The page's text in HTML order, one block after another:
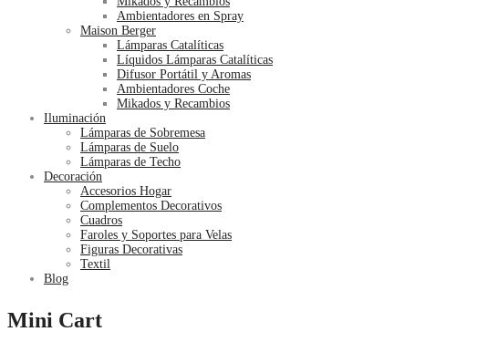
Ambientadores en Spray
Maison Berger
Lámparas Catalíticas
Líquidos Lámparas Catalíticas
Difusor Portátil y Aromas
Ambientadores Coche
Mikados y Recambios
Iluminación
Lámparas de Sobremesa
Lámparas de Suelo
Lámparas de Techo
Decoración
Accesorios Hogar
Complementos Decorativos
Cuadros
Faroles y Soportes para Velas
Figuras Decorativas
Textil
Blog
Mini Cart